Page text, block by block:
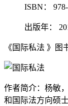
ISBN：
出版年：
《国际私法 》图
作者简介：杨敏
和国际法方向硕